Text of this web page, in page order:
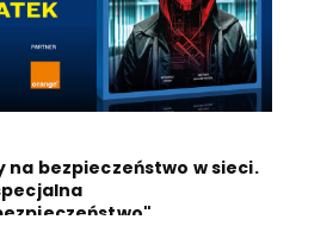
na bezpieczeństwo w sieci.